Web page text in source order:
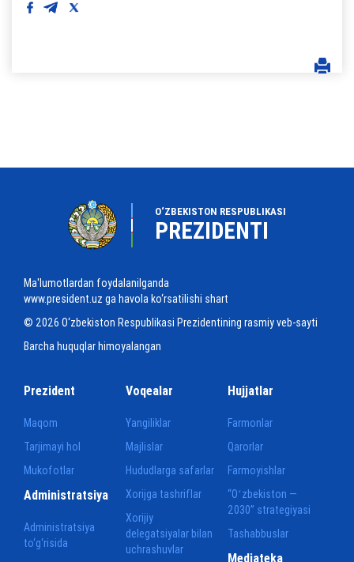
O‘ZBEKISTON RESPUBLIKASI
PREZIDENTI
Ma'lumotlardan foydalanilganda
www.president.uz ga havola ko‘rsatilishi shart
© 2026 O‘zbekiston Respublikasi Prezidentining rasmiy veb-sayti
Barcha huquqlar himoyalangan
Prezident
Maqom
Tarjimayi hol
Mukofotlar
Voqealar
Yangiliklar
Majlislar
Hududlarga safarlar
Xorijga tashriflar
Xorijiy
delegatsiyalar bilan
uchrashuvlar
Hujjatlar
Farmonlar
Qarorlar
Farmoyishlar
“Oʻzbekiston —
2030” strategiyasi
Tashabbuslar
Administratsiya
Administratsiya
to‘g‘risida
Mediateka